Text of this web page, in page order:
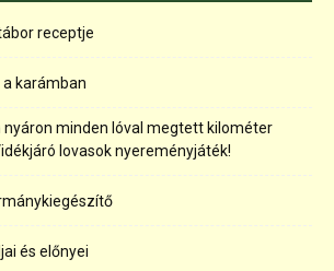
receptje
karámban
nyáron minden lóval megtett kilométer
lovasok nyereményjáték!
és előnyei